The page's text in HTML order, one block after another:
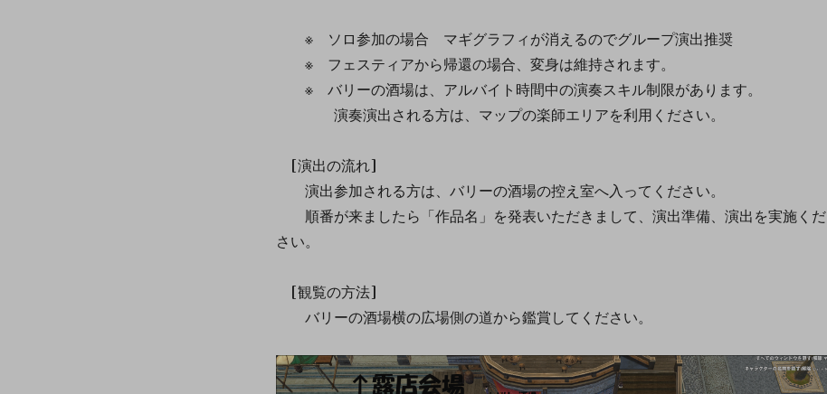
※ ソロ参加の場合 マギグラフィが消えるのでグループ演出推奨
※ フェスティアから帰還の場合、変身は維持されます。
※ バリーの酒場は、アルバイト時間中の演奏スキル制限があります。
演奏演出される方は、マップの楽師エリアを利用ください。
[演出の流れ]
演出参加される方は、バリーの酒場の控え室へ入ってください。
順番が来ましたら「作品名」を発表いただきまして、演出準備、演出を実施くだ
さい。
[観覧の方法]
バリーの酒場横の広場側の道から鑑賞してください。